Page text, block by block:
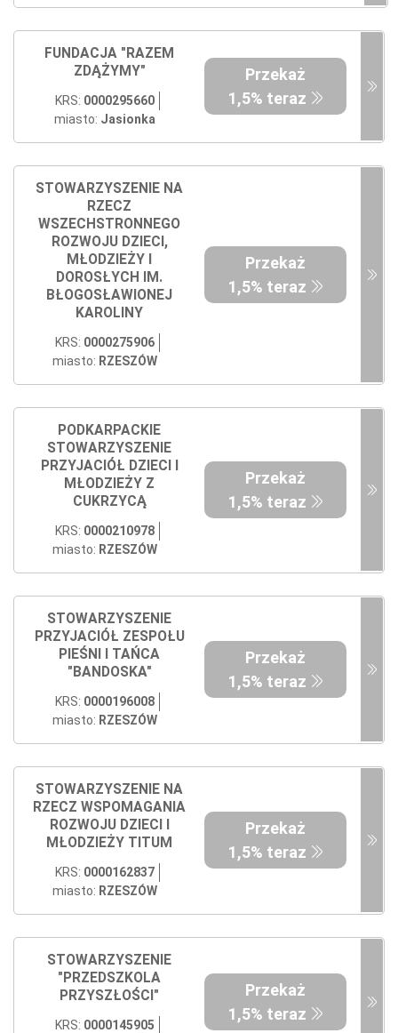
FUNDACJA "RAZEM
ZDĄŻYMY"
KRS: 0000295660
miasto: Jasionka
Przekaż
1,5% teraz
STOWARZYSZENIE NA
RZECZ
WSZECHSTRONNEGO
ROZWOJU DZIECI,
MŁODZIEŻY I
DOROSŁYCH IM.
BŁOGOSŁAWIONEJ
KAROLINY
KRS: 0000275906
miasto: RZESZÓW
Przekaż
1,5% teraz
PODKARPACKIE
STOWARZYSZENIE
PRZYJACIÓŁ DZIECI I
MŁODZIEŻY Z
CUKRZYCĄ
KRS: 0000210978
miasto: RZESZÓW
Przekaż
1,5% teraz
STOWARZYSZENIE
PRZYJACIÓŁ ZESPOŁU
PIEŚNI I TAŃCA
"BANDOSKA"
KRS: 0000196008
miasto: RZESZÓW
Przekaż
1,5% teraz
STOWARZYSZENIE NA
RZECZ WSPOMAGANIA
ROZWOJU DZIECI I
MŁODZIEŻY TITUM
KRS: 0000162837
miasto: RZESZÓW
Przekaż
1,5% teraz
STOWARZYSZENIE
"PRZEDSZKOLA
PRZYSZŁOŚCI"
KRS: 0000145905
Przekaż
1,5% teraz